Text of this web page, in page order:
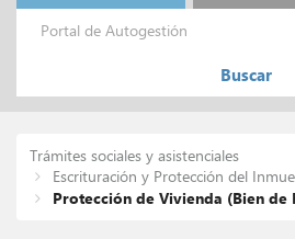
Portal de Autogestión
Buscar
Trámites sociales y asistenciales
Escrituración y Protección del
Protección de Vivienda (Bien de